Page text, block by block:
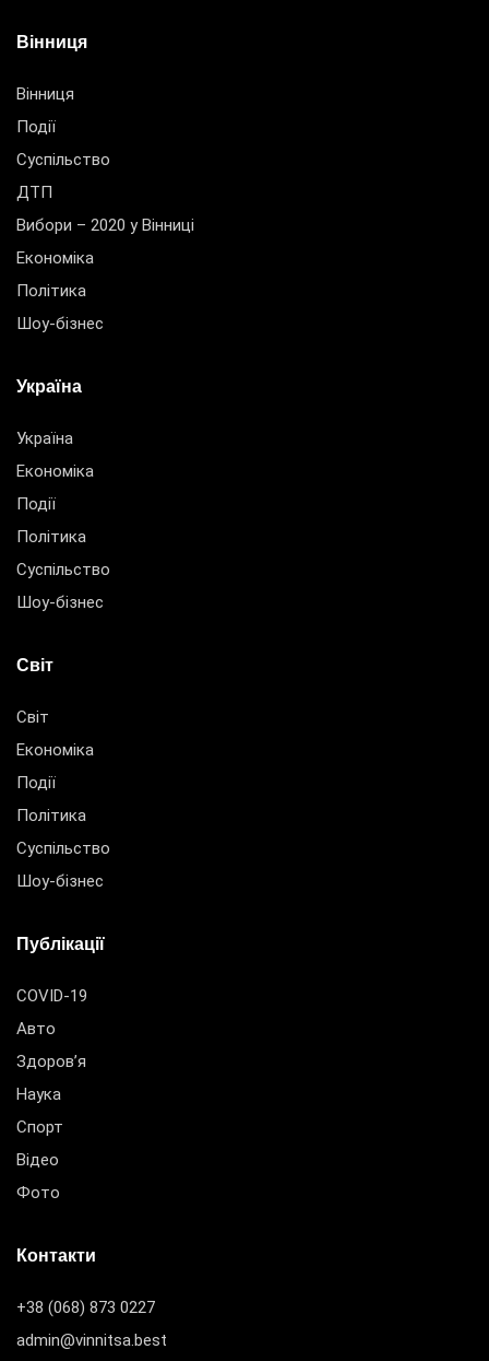
Вінниця
Вінниця
Події
Суспільство
ДТП
Вибори – 2020 у Вінниці
Економіка
Політика
Шоу-бізнес
Україна
Україна
Економіка
Події
Політика
Суспільство
Шоу-бізнес
Світ
Світ
Економіка
Події
Політика
Суспільство
Шоу-бізнес
Публікації
COVID-19
Авто
Здоров’я
Наука
Спорт
Відео
Фото
Контакти
+38 (068) 873 0227
admin@vinnitsa.best